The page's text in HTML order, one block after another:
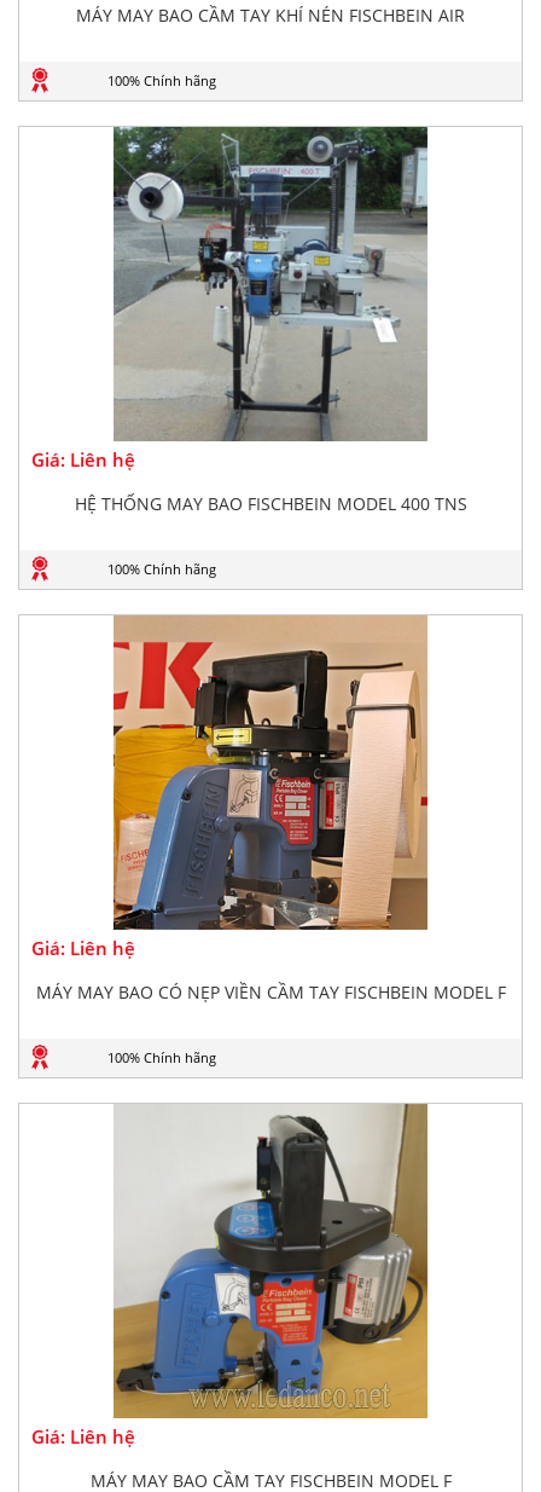
MÁY MAY BAO CẦM TAY KHÍ NÉN FISCHBEIN AIR
100% Chính hãng
Giá: Liên hệ
HỆ THỐNG MAY BAO FISCHBEIN MODEL 400 TNS
100% Chính hãng
Giá: Liên hệ
MÁY MAY BAO CÓ NẸP VIỀN CẦM TAY FISCHBEIN MODEL F
100% Chính hãng
Giá: Liên hệ
MÁY MAY BAO CẦM TAY FISCHBEIN MODEL F